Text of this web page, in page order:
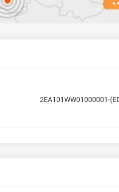
2EA101WW01000001-